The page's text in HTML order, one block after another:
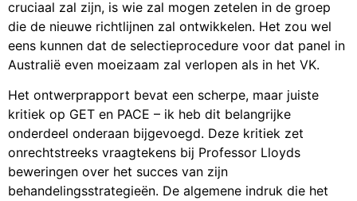
cruciaal zal zijn, is wie zal mogen zetelen in de groep
die de nieuwe richtlijnen zal ontwikkelen. Het zou wel
eens kunnen dat de selectieprocedure voor dat panel in
Australië even moeizaam zal verlopen als in het VK.
Het ontwerprapport bevat een scherpe, maar juiste
kritiek op GET en PACE – ik heb dit belangrijke
onderdeel onderaan bijgevoegd. Deze kritiek zet
onrechtstreeks vraagtekens bij Professor Lloyds
beweringen over het succes van zijn
behandelingsstrategieën. De algemene indruk die het